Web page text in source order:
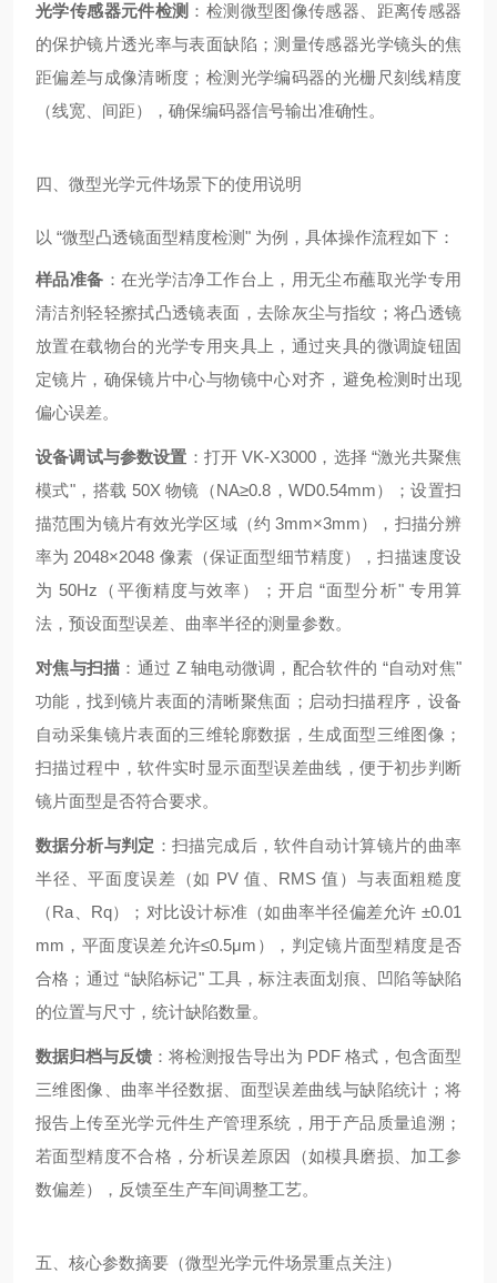
光学传感器元件检测 ：检测微型图像传感器、距离传感器
的保护镜片透光率与表面缺陷；测量传感器光学镜头的焦
距偏差与成像清晰度；检测光学编码器的光栅尺刻线精度
（线宽、间距），确保编码器信号输出准确性。
四、微型光学元件场景下的使用说明
以 “微型凸透镜面型精度检测" 为例，具体操作流程如下：
样品准备 ：在光学洁净工作台上，用无尘布蘸取光学专用
清洁剂轻轻擦拭凸透镜表面，去除灰尘与指纹；将凸透镜
放置在载物台的光学专用夹具上，通过夹具的微调旋钮固
定镜片，确保镜片中心与物镜中心对齐，避免检测时出现
偏心误差。
设备调试与参数设置 ：打开 VK-X3000，选择 “激光共聚焦
模式"，搭载 50X 物镜（NA≥0.8，WD0.54mm）；设置扫
描范围为镜片有效光学区域（约 3mm×3mm），扫描分辨
率为 2048×2048 像素（保证面型细节精度），扫描速度设
为 50Hz（平衡精度与效率）；开启 “面型分析" 专用算
法，预设面型误差、曲率半径的测量参数。
对焦与扫描 ：通过 Z 轴电动微调，配合软件的 “自动对焦"
功能，找到镜片表面的清晰聚焦面；启动扫描程序，设备
自动采集镜片表面的三维轮廓数据，生成面型三维图像；
扫描过程中，软件实时显示面型误差曲线，便于初步判断
镜片面型是否符合要求。
数据分析与判定 ：扫描完成后，软件自动计算镜片的曲率
半径、平面度误差（如 PV 值、RMS 值）与表面粗糙度
（Ra、Rq）；对比设计标准（如曲率半径偏差允许 ±0.01
mm，平面度误差允许≤0.5μm），判定镜片面型精度是否
合格；通过 “缺陷标记" 工具，标注表面划痕、凹陷等缺陷
的位置与尺寸，统计缺陷数量。
数据归档与反馈 ：将检测报告导出为 PDF 格式，包含面型
三维图像、曲率半径数据、面型误差曲线与缺陷统计；将
报告上传至光学元件生产管理系统，用于产品质量追溯；
若面型精度不合格，分析误差原因（如模具磨损、加工参
数偏差），反馈至生产车间调整工艺。
五、核心参数摘要（微型光学元件场景重点关注）